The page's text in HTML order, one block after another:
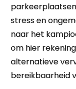
stress en
naar het
om hier
alternatieve
bereikbaarheid